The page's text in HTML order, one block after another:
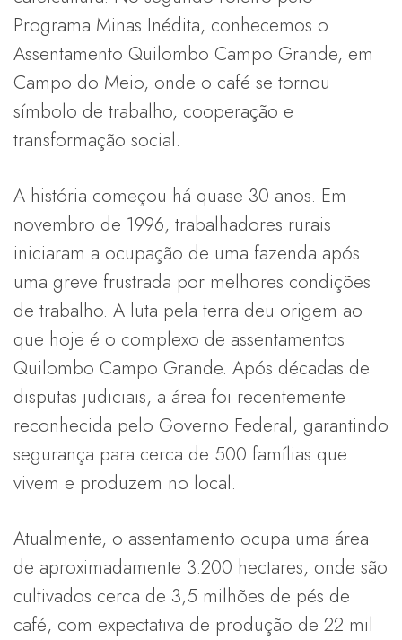
Programa Minas Inédita, conhecemos o
Assentamento Quilombo Campo Grande, em
Campo do Meio, onde o café se tornou
símbolo de trabalho, cooperação e
transformação social.
A história começou há quase 30 anos. Em
novembro de 1996, trabalhadores rurais
iniciaram a ocupação de uma fazenda após
uma greve frustrada por melhores condições
de trabalho. A luta pela terra deu origem ao
que hoje é o complexo de assentamentos
Quilombo Campo Grande. Após décadas de
disputas judiciais, a área foi recentemente
reconhecida pelo Governo Federal, garantindo
segurança para cerca de 500 famílias que
vivem e produzem no local.
Atualmente, o assentamento ocupa uma área
de aproximadamente 3.200 hectares, onde são
cultivados cerca de 3,5 milhões de pés de
café, com expectativa de produção de 22 mil